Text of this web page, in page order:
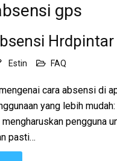
gps
Estin FAQ
cara absensi di
yang lebih
pengguna
pasti…